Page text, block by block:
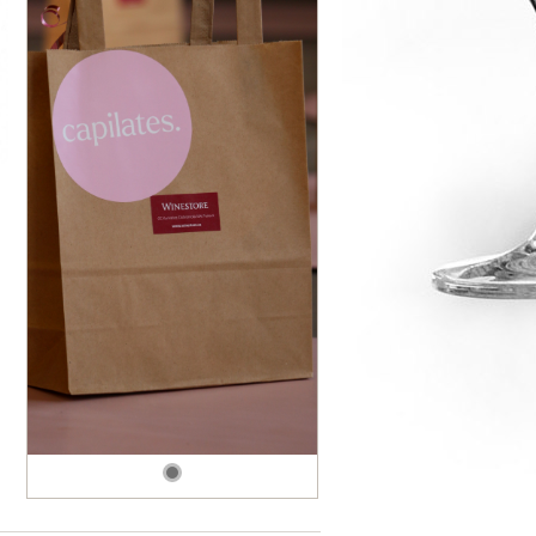
modré
šedé
rýnský
vlašský
červený
zelené
všechny odrůdy